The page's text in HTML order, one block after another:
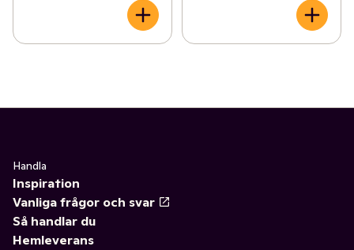
(20)
✓ Fritid & övrigt (23)
✓ Frysclips/frystejp (2)
Handla
Inspiration
Vanliga frågor och svar
Så handlar du
Hemleverans